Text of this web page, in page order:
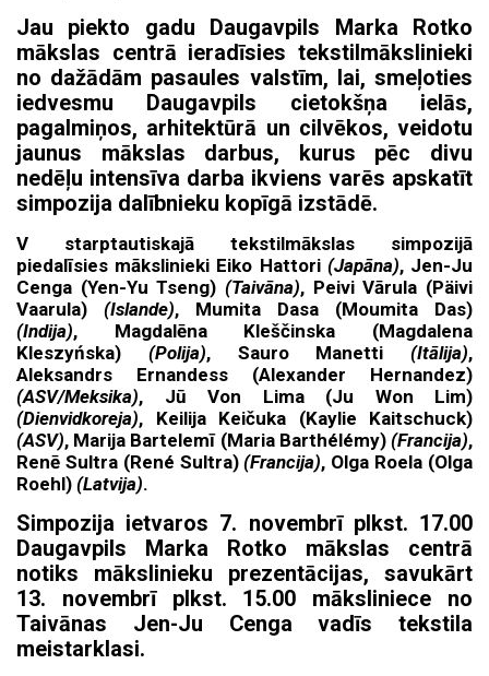
Jau piekto gadu Daugavpils Marka Rotko
mākslas centrā ieradīsies tekstilmākslinieki
no dažādām pasaules valstīm, lai, smeļoties
iedvesmu Daugavpils cietokšņa ielās,
pagalmiņos, arhitektūrā un cilvēkos, veidotu
jaunus mākslas darbus, kurus pēc divu
nedēļu intensīva darba ikviens varēs apskatīt
simpozija dalībnieku kopīgā izstādē.
V starptautiskajā tekstilmākslas simpozijā
piedalīsies mākslinieki Eiko Hattori (Japāna), Jen-Ju
Cenga (Yen-Yu Tseng) (Taivāna), Peivi Vārula (Päivi
Vaarula) (Islande), Mumita Dasa (Moumita Das)
(Indija), Magdalēna Kleščinska (Magdalena
Kleszyńska) (Polija), Sauro Manetti (Itālija),
Aleksandrs Ernandess (Alexander Hernandez)
(ASV/Meksika), Jū Von Lima (Ju Won Lim)
(Dienvidkoreja), Keilija Keičuka (Kaylie Kaitschuck)
(ASV), Marija Bartelemī (Maria Barthélémy) (Francija),
Renē Sultra (René Sultra)(Francija), Olga Roela (Olga
Roehl) (Latvija).
Simpozija ietvaros 7. novembrī plkst. 17.00
Daugavpils Marka Rotko mākslas centrā
notiks mākslinieku prezentācijas, savukārt
13. novembrī plkst. 15.00 māksliniece no
Taivānas Jen-Ju Cenga vadīs tekstila
meistarklasi.